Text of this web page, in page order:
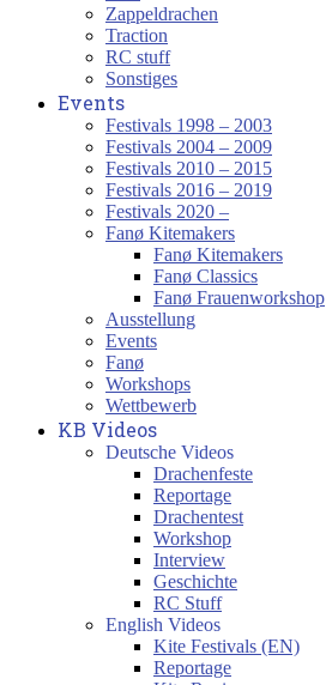
Zappeldrachen
Traction
RC stuff
Sonstiges
Events
Festivals 1998 – 2003
Festivals 2004 – 2009
Festivals 2010 – 2015
Festivals 2016 – 2019
Festivals 2020 –
Fanø Kitemakers
Fanø Kitemakers
Fanø Classics
Fanø Frauenworkshop
Ausstellung
Events
Fanø
Workshops
Wettbewerb
KB Videos
Deutsche Videos
Drachenfeste
Reportage
Drachentest
Workshop
Interview
Geschichte
RC Stuff
English Videos
Kite Festivals (EN)
Reportage